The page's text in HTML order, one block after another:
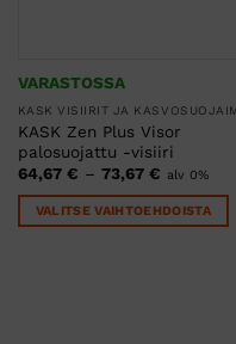
VARASTOSSA
KASK Zen Plus Visor
palosuojattu -visiiri
64,67 € – 73,67 €
-
73,67 €
alv 0%
VALITSE VAIHTOEHDOISTA